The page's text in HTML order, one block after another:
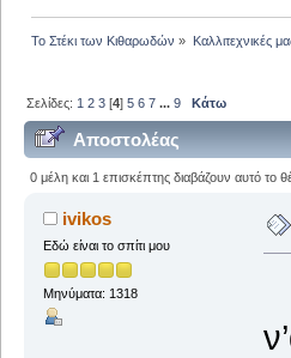
Το Στέκι των Κιθαρωδών » Καλλιτεχνικές
Σελίδες: 1 2 3 [4]5 6 7 ...9 Κάτω
Αποστολέας
0 μέλη και 1 επισκέπτης διαβάζουν αυτό το
ivikos
Εδώ είναι το σπίτι μου
Μηνύματα: 1318